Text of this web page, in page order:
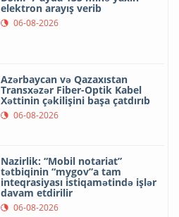
elektron arayış verib
06-08-2026
Azərbaycan və Qazaxıstan
Transxəzər Fiber-Optik Kabel
Xəttinin çəkilişini başa çatdırıb
06-08-2026
Nazirlik: “Mobil notariat”
tətbiqinin “mygov”a tam
inteqrasiyası istiqamətində işlər
davam etdirilir
06-08-2026